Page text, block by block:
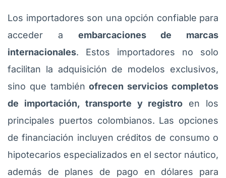
Los importadores son una opción confiable para
acceder a embarcaciones de marcas
internacionales. Estos importadores no solo
facilitan la adquisición de modelos exclusivos,
sino que tambiénofrecen servicios completos
de importación, transporte y registro en los
principales puertos colombianos. Las opciones
de financiación incluyen créditos de consumo o
hipotecarios especializados en el sector náutico,
además de planes de pago en dólares para